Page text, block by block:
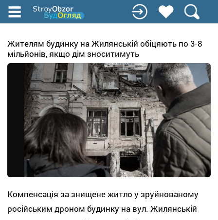
Перейти
содержанию
Жителям будинку на Жилянській обіцяють по 3-8
мільйонів, якщо дім зноситимуть
Компенсація за знищене житло у зруйнованому
російським дроном будинку на вул. Жилянській